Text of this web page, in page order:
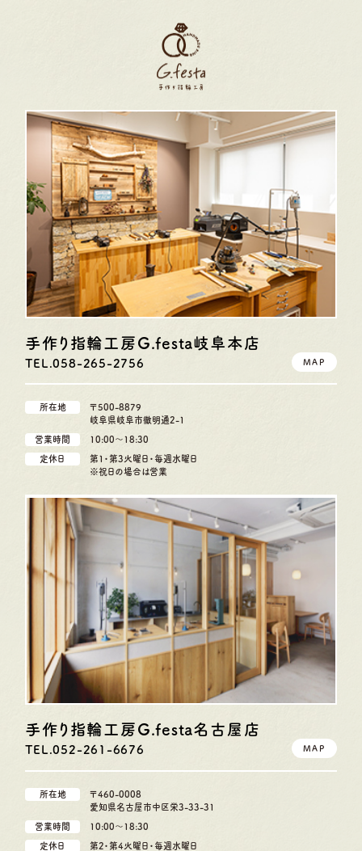
手作り指輪工房G.festa岐阜本店
TEL.058-265-2756 MAP
所在地
〒500-8879
岐阜県岐阜市徹明通2-1
営業時間 10:00〜18:30
定休日
第1・第3火曜日・毎週水曜日
※祝日の場合は営業
手作り指輪工房G.festa名古屋店
TEL.052-261-6676 MAP
所在地
〒460-0008
愛知県名古屋市中区栄3-33-31
営業時間 10:00〜18:30
定休日
第2・第4火曜日・毎週水曜日